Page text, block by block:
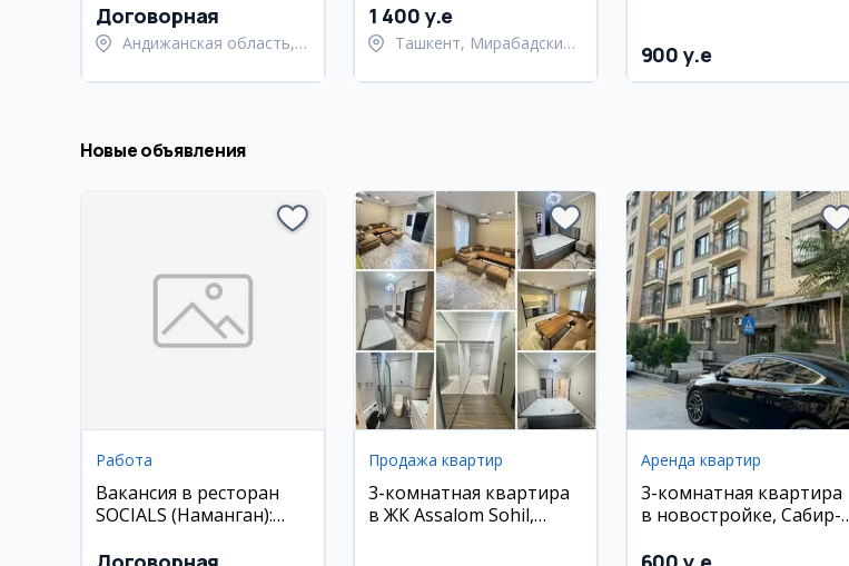
Андижане
Договорная
Андижанская область,
1 400 y.e
Ташкент, Мирабадский
900 y.e
Новые объявления
Работа
Вакансия в ресторан
SOCIALS (Наманган):
кондитер
Продажа квартир
3-комнатная квартира
в ЖК Assalom Sohil,
Аренда квартир
3-комнатная квартира
в новостройке, Сабир-
ремонт